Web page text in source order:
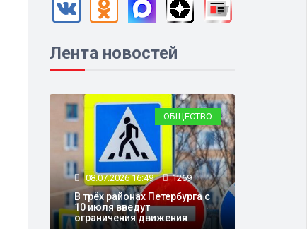
Лента новостей
ОБЩЕСТВО
08.07.2026 16:49 1269
В трёх районах Петербурга с
10 июля введут
ограничения движения